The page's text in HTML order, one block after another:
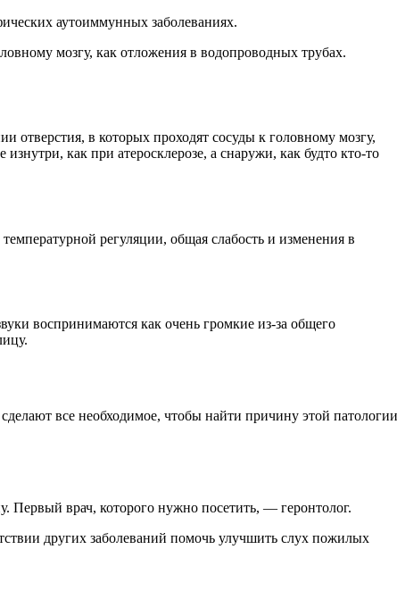
аутоиммунных заболеваниях.
мозгу, как отложения в водопроводных трубах.
отверстия, в которых проходят сосуды к головному мозгу,
изнутри, как при атеросклерозе, а снаружи, как будто кто-то
регуляции, общая слабость и изменения в
воспринимаются как очень громкие из-за общего
все необходимое, чтобы найти причину этой патологии
Первый врач, которого нужно посетить, — геронтолог.
других заболеваний помочь улучшить слух пожилых